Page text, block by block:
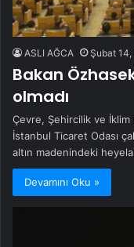
ASLI AĞCA Şubat
Bakan
olmadı
Çevre, Şehircilik ve İklim
İstanbul Ticaret Odası
altın madenindeki
Devamını Oku »